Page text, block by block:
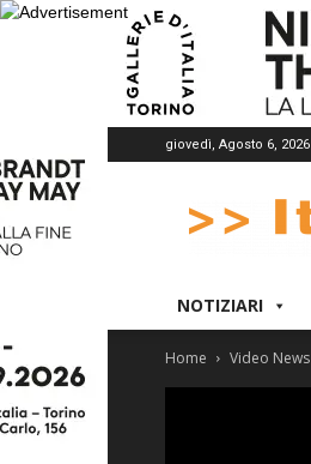
giovedì, Agosto 6, 2026
NOTIZIARI
Home Video News